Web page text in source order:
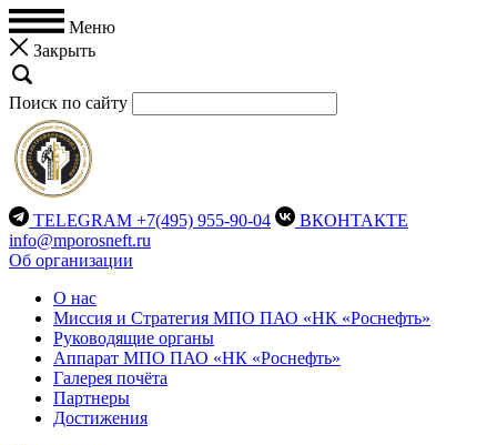
Меню
Закрыть
Поиск по сайту
TELEGRAM +7(495) 955-90-04
ВКОНТАКТЕ
info@mporosneft.ru
Об организации
О нас
Миссия и Стратегия МПО ПАО «НК «Роснефть»
Руководящие органы
Аппарат МПО ПАО «НК «Роснефть»
Галерея почёта
Партнеры
Достижения